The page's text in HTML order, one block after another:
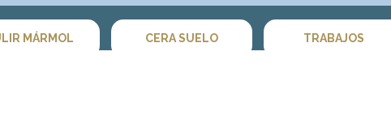
MÁRMOL CERA SUELO TRABAJOS